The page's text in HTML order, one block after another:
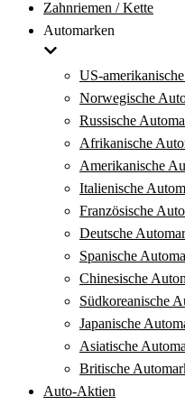
Zahnriemen / Kette
Automarken
US-
Norwegische
Russische
Afrikanische
Amerikanische
Italienische
Französische
Deutsche
Spanische
Chinesische
Südkoreanische
Japanische
Asiatische
Britische
Auto-Aktien